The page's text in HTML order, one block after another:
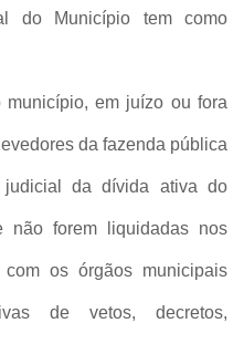
do Município tem como
município, em juízo ou fora
da fazenda pública
da dívida ativa do
não forem liquidadas nos
com os órgãos municipais
de vetos, decretos,